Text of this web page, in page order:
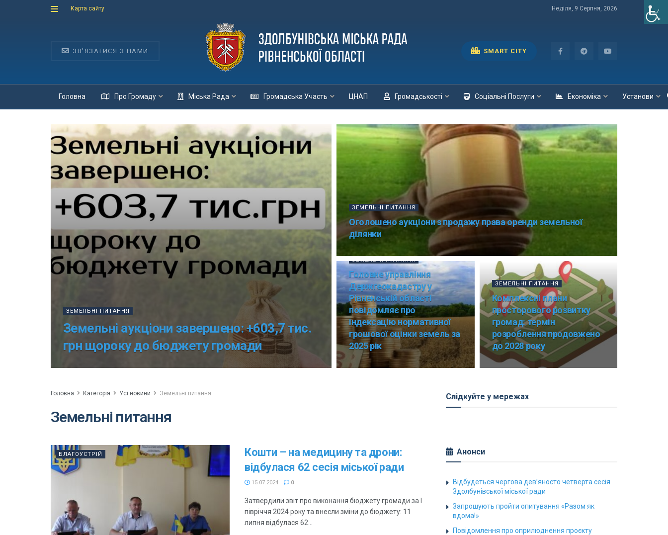
Карта сайту Неділя, 9 Серпня, 2026
ЗВ'ЯЗАТИСЯ З НАМИ SMART CITY
Головна Про Громаду Міська Рада Громадська Участь ЦНАП Громадськості Соціальні Послуги Економіка Установи
ЗЕМЕЛЬНІ ПИТАННЯ
Земельні аукціони завершено: +603,7 тис.
грн щороку до бюджету громади
ЗЕМЕЛЬНІ ПИТАННЯ
Оголошено аукціони з продажу права оренди земельної
ділянки
ЗЕМЕЛЬНІ ПИТАННЯ
Головне управління
Держгеокадастру у
Рівненській області
повідомляє про
індексацію нормативної
грошової оцінки земель за
2025 рік
ЗЕМЕЛЬНІ ПИТАННЯ
Комплексні плани
просторового розвитку
громад: термін
розроблення продовжено
до 2028 року
Головна Категорія Усі новини Земельні питання
Земельні питання
БЛАГОУСТРІЙ
Кошти – на медицину та дрони:
відбулася 62 сесія міської ради
15.07.2024 0
Затвердили звіт про виконання бюджету громади за І
півріччя 2024 року та внесли зміни до бюджету: 11
липня відбулася 62...
Слідкуйте у мережах
Анонси
Відбудеться чергова дев’яносто четверта сесія
Здолбунівської міської ради
Запрошують пройти опитування «Разом як
вдома!»
Повідомлення про оприлюднення проєкту